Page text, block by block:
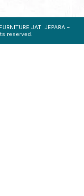
JATI JEPARA –
reserved.